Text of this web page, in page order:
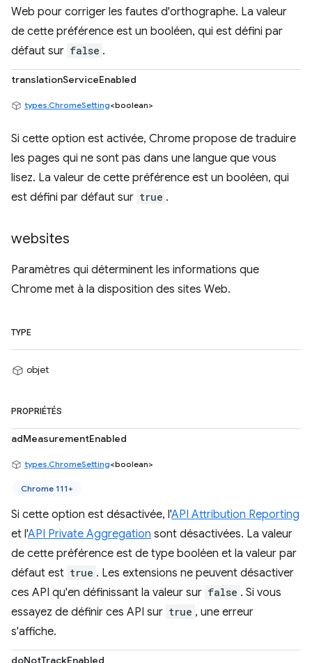
Web pour corriger les fautes d'orthographe. La valeur
de cette préférence est un booléen, qui est défini par
défaut sur false .
translationServiceEnabled
types.ChromeSetting<boolean>
Si cette option est activée, Chrome propose de traduire
les pages qui ne sont pas dans une langue que vous
lisez. La valeur de cette préférence est un booléen, qui
est défini par défaut sur true .
websites
Paramètres qui déterminent les informations que
Chrome met à la disposition des sites Web.
TYPE
objet
PROPRIÉTÉS
adMeasurementEnabled
types.ChromeSetting<boolean>
Chrome 111+
Si cette option est désactivée, l'API Attribution Reporting
et l'API Private Aggregation sont désactivées. La valeur
de cette préférence est de type booléen et la valeur par
défaut est true . Les extensions ne peuvent désactiver
ces API qu'en définissant la valeur sur false . Si vous
essayez de définir ces API sur true , une erreur
s'affiche.
doNotTrackEnabled